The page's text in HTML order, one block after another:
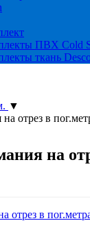
ПВХ Cold
ткань
▼
отрез в
на